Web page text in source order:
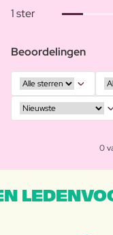
1 ster
Beoordelingen
0